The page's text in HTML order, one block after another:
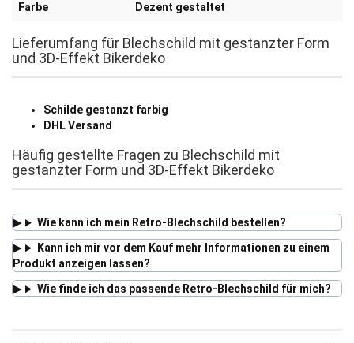
Farbe Dezent gestaltet
Lieferumfang für Blechschild mit gestanzter Form
und 3D-Effekt Bikerdeko
Schilde gestanzt farbig
DHL Versand
Häufig gestellte Fragen zu Blechschild mit
gestanzter Form und 3D-Effekt Bikerdeko
Wie kann ich mein Retro-Blechschild bestellen?
Kann ich mir vor dem Kauf mehr Informationen zu einem
Produkt anzeigen lassen?
Wie finde ich das passende Retro-Blechschild für mich?